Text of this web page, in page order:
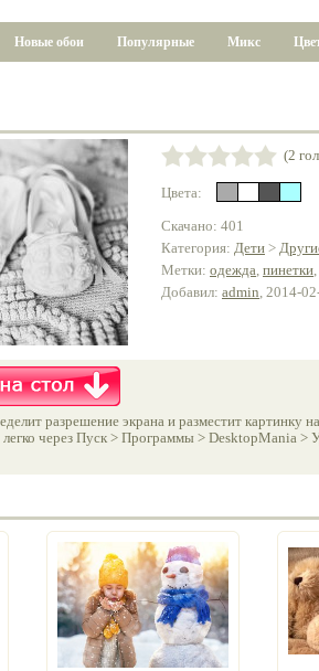
Новые обои Популярные Микс
(2
Цвета:
Скачано: 401
Категория: Дети >
Метки: одежда, пинетки,
Добавил: admin, 2014-
разрешение экрана и разместит картинку
через Пуск > Программы > DesktopMania >